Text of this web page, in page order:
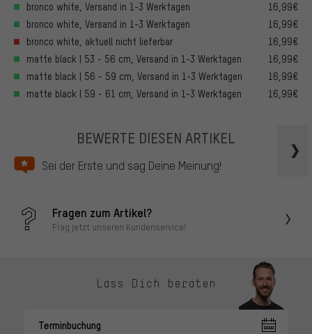
bronco white, Versand in 1-3 Werktagen
16,99€
bronco white, Versand in 1-3 Werktagen
16,99€
bronco white, aktuell nicht lieferbar
16,99€
matte black | 53 - 56 cm, Versand in 1-3 Werktagen
16,99€
matte black | 56 - 59 cm, Versand in 1-3 Werktagen
16,99€
matte black | 59 - 61 cm, Versand in 1-3 Werktagen
16,99€
BEWERTE DIESEN ARTIKEL
Sei der Erste und sag Deine Meinung!
Fragen zum Artikel?
Frag jetzt unseren Kundenservice!
Lass Dich beraten
Terminbuchung